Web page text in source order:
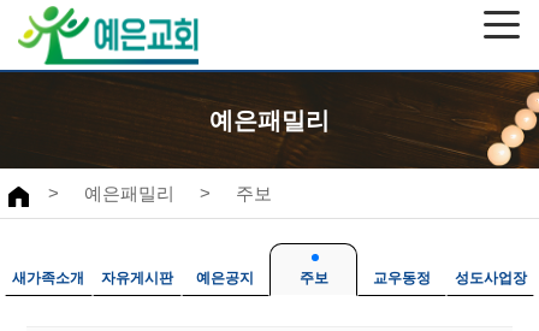
예은패밀리
> 예은패밀리 > 주보
새가족소개 자유게시판 예은공지 주보 교우동정 성도사업장